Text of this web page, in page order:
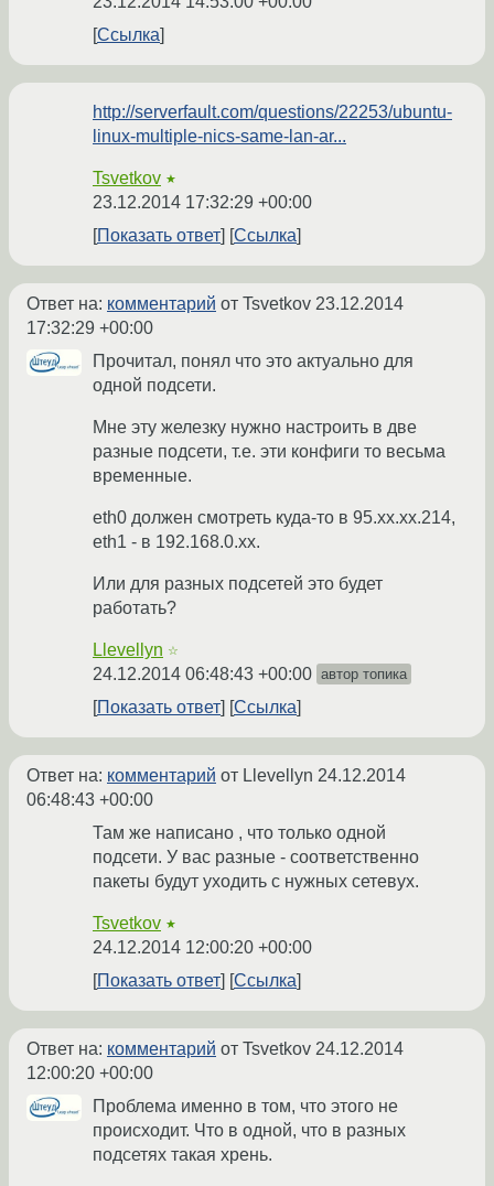
Ссылка
http://serverfault.com/questions/22253/ubuntu-
linux-multiple-nics-same-lan-ar...
Tsvetkov ★
23.12.2014 17:32:29 +00:00
Показать ответ
Ссылка
Ответ на: комментарий от Tsvetkov 23.12.2014
17:32:29 +00:00
Прочитал, понял что это актуально для
одной подсети.
Мне эту железку нужно настроить в две
разные подсети, т.е. эти конфиги то весьма
временные.
eth0 должен смотреть куда-то в 95.xx.xx.214,
eth1 - в 192.168.0.хх.
Или для разных подсетей это будет
работать?
Llevellyn ☆
24.12.2014 06:48:43 +00:00 автор топика
Показать ответ Ссылка
Ответ на: комментарий от Llevellyn 24.12.2014
06:48:43 +00:00
Там же написано , что только одной
подсети. У вас разные - соответственно
пакеты будут уходить с нужных сетевух.
Tsvetkov ★
24.12.2014 12:00:20 +00:00
Показать ответ
Ссылка
Ответ на: комментарий от Tsvetkov 24.12.2014
12:00:20 +00:00
Проблема именно в том, что этого не
происходит. Что в одной, что в разных
подсетях такая хрень.